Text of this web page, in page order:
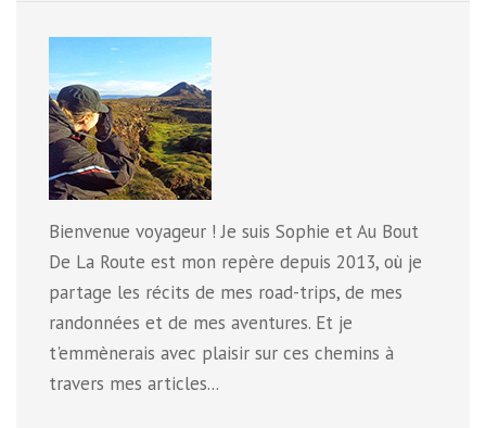
Bienvenue voyageur ! Je suis Sophie et Au Bout
De La Route est mon repère depuis 2013, où je
partage les récits de mes road-trips, de mes
randonnées et de mes aventures. Et je
t'emmènerais avec plaisir sur ces chemins à
travers mes articles...